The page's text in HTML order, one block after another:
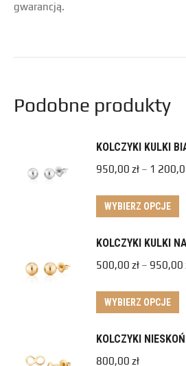
gwarancją.
Podobne produkty
KOLCZYKI KULKI
950,00 zł – 1
WYBIERZ OPCJE
KOLCZYKI KULKI
500,00 zł – 950,00
WYBIERZ OPCJE
KOLCZYKI
800,00 zł